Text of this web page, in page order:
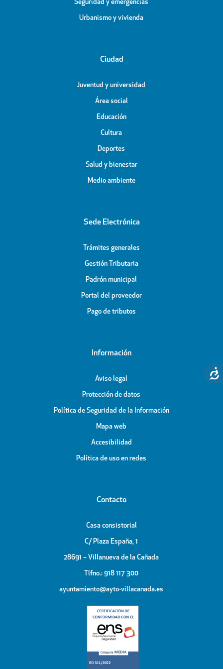
Seguridad y emergencias
Urbanismo y vivienda
Ciudad
Juventud y universidad
Área social
Educación
Cultura
Deportes
Salud y bienestar
Medio ambiente
Sede Electrónica
Trámites generales
Gestión Tributaria
Padrón municipal
Portal del proveedor
Pago de tributos
Información
Aviso legal
Protección de datos
Política de Seguridad de la Información
Mapa web
Accesibilidad
Política de uso en redes
Contacto
Casa consistorial
C/ Plaza España, 1
28691 – Villanueva de la Cañada
Tlfno.: 918 117 300
ayuntamiento@ayto-villacanada.es